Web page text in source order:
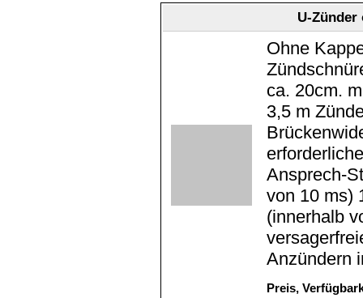
U-Zünder
Ohne
ca. 20cm.
3,5 m
Ansprech-
von 10 ms)
(innerhalb
Anzündern
Preis,